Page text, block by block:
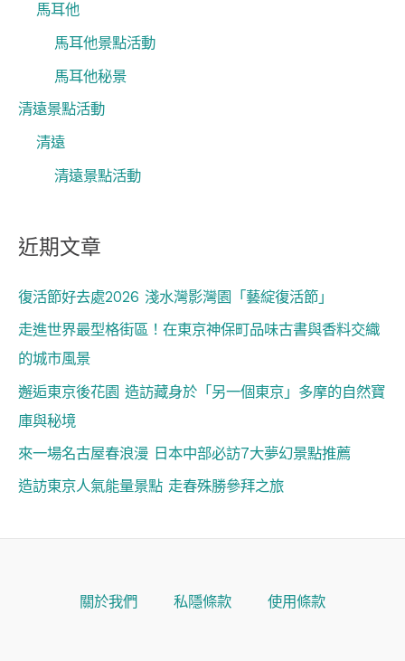
馬耳他
馬耳他景點活動
馬耳他秘景
清遠景點活動
清遠
清遠景點活動
近期文章
復活節好去處2026 淺水灣影灣園「藝綻復活節」
走進世界最型格街區！在東京神保町品味古書與香料交織
的城市風景
邂逅東京後花園 造訪藏身於「另一個東京」多摩的自然寶
庫與秘境
來一場名古屋春浪漫 日本中部必訪7大夢幻景點推薦
造訪東京人氣能量景點 走春殊勝參拜之旅
關於我們 私隱條款 使用條款